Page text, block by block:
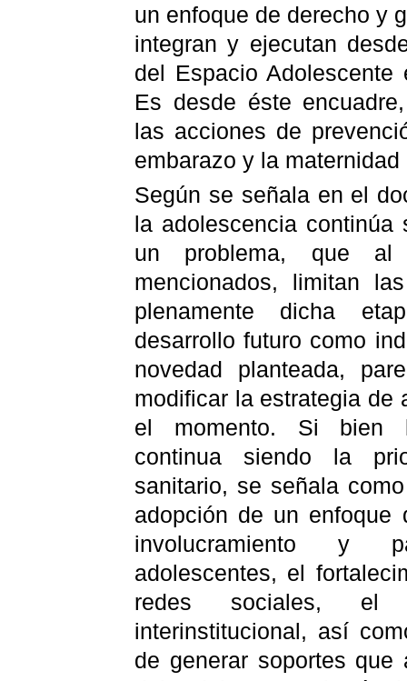
un enfoque de derecho y
integran y ejecutan
del Espacio
Es desde éste
las acciones de
embarazo y la
Según se señala en el
la adolescencia continúa
un problema, que
mencionados, limitan
plenamente dicha
desarrollo futuro como
novedad planteada,
modificar la estrategia de
el momento. Si bien
continua siendo la
sanitario, se señala
adopción de un enfoque
involucramiento y
adolescentes, el
redes sociales, el
interinstitucional, así
de generar soportes que